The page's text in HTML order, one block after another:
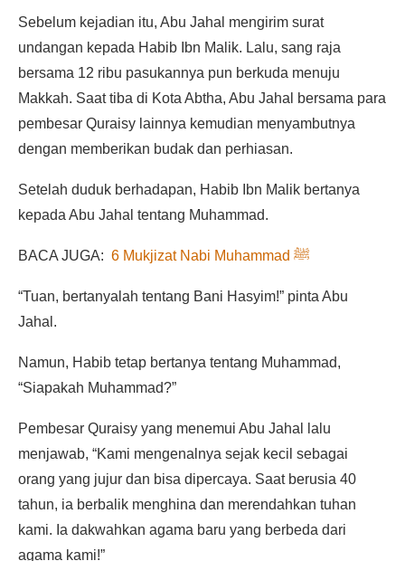
Sebelum kejadian itu, Abu Jahal mengirim surat
undangan kepada Habib Ibn Malik. Lalu, sang raja
bersama 12 ribu pasukannya pun berkuda menuju
Makkah. Saat tiba di Kota Abtha, Abu Jahal bersama para
pembesar Quraisy lainnya kemudian menyambutnya
dengan memberikan budak dan perhiasan.
Setelah duduk berhadapan, Habib Ibn Malik bertanya
kepada Abu Jahal tentang Muhammad.
BACA JUGA: 6 Mukjizat Nabi Muhammad ﷺ
“Tuan, bertanyalah tentang Bani Hasyim!” pinta Abu
Jahal.
Namun, Habib tetap bertanya tentang Muhammad,
“Siapakah Muhammad?”
Pembesar Quraisy yang menemui Abu Jahal lalu
menjawab, “Kami mengenalnya sejak kecil sebagai
orang yang jujur dan bisa dipercaya. Saat berusia 40
tahun, ia berbalik menghina dan merendahkan tuhan
kami. Ia dakwahkan agama baru yang berbeda dari
agama kami!”